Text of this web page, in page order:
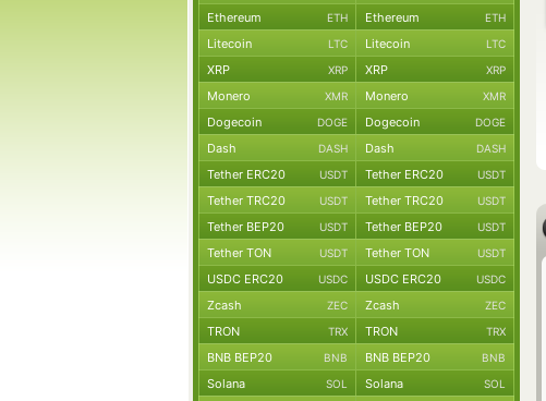
Ethereum ETH Ethereum ETH
Litecoin LTC Litecoin LTC
XRP XRP XRP XRP
Monero XMR Monero XMR
Dogecoin DOGE Dogecoin DOGE
Dash DASH Dash DASH
Tether ERC20 USDT Tether ERC20 USDT
Tether TRC20 USDT Tether TRC20 USDT
Tether BEP20 USDT Tether BEP20 USDT
Tether TON USDT Tether TON USDT
USDC ERC20 USDC USDC ERC20 USDC
Zcash ZEC Zcash ZEC
TRON TRX TRON TRX
BNB BEP20 BNB BNB BEP20 BNB
Solana SOL Solana SOL